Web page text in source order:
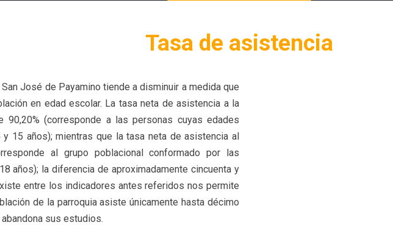
Tasa de asistencia
José de Payamino tiende a disminuir a medida que
en edad escolar. La tasa neta de asistencia a la
90,20% (corresponde a las personas cuyas edades
15 años); mientras que la tasa neta de asistencia al
al grupo poblacional conformado por las
años); la diferencia de aproximadamente cincuenta y
entre los indicadores antes referidos nos permite
de la parroquia asiste únicamente hasta décimo
sus estudios.